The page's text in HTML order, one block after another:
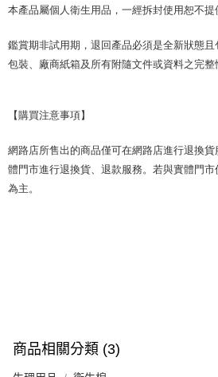
本產品屬個人衛生用品，一經拆封使用恕不
鑑賞期非試用期，退回產品必須是全新狀態且
包裝、廠商紙箱及所有附隨文件或資料之完整
【購買注意事項】
網路店所售出的商品僅可在網路店進行退換
體門市進行退換貨、退款服務。若與實體門
為主。
商品相關分類 (3)